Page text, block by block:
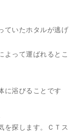
ていたホタルが逃げ
よって運ばれるとこ
に浴びることです
を探します。ＣＴス